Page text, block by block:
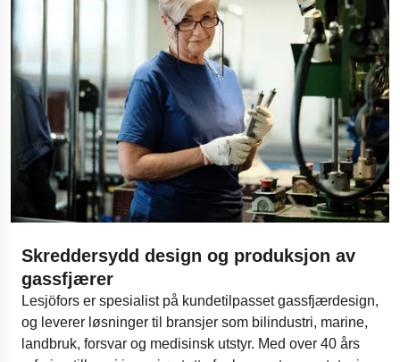
Skreddersydd design og produksjon av
gassfjærer
Lesjöfors er spesialist på kundetilpasset gassfjærdesign,
og leverer løsninger til bransjer som bilindustri, marine,
landbruk, forsvar og medisinsk utstyr. Med over 40 års